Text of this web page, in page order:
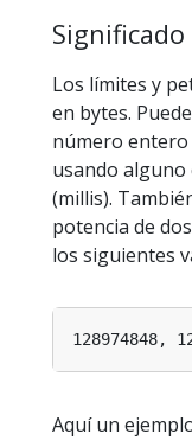
Los límites y
en bytes.
número entero
usando alguno
(millis).
potencia de
los siguientes
Aquí un